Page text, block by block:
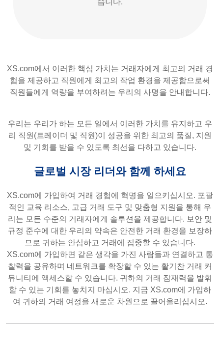
XS.com에서 이러한 핵심 가치는 거래자에게 최고의 거래 경
험을 제공하고 직원에게 최고의 작업 환경을 제공함으로써
직원들에게 역량을 부여하려는 우리의 사명을 안내합니다.
우리는 우리가 하는 모든 일에서 이러한 가치를 유지하고 우
리 직원(트레이더 및 직원)이 성공을 위한 최고의 품질, 지원
및 기회를 받을 수 있도록 최선을 다하고 있습니다.
글로벌 시장 리더와 함께 하세요
XS.com에 가입하여 거래 경험에 혁명을 일으키십시오. 포괄
적인 교육 리소스, 고급 거래 도구 및 맞춤형 지원을 통해 우
리는 모든 수준의 거래자에게 솔루션을 제공합니다. 보안 및
규정 준수에 대한 우리의 약속은 안전한 거래 환경을 보장하
므로 귀하는 안심하고 거래에 집중할 수 있습니다.
XS.com에 가입하면 같은 생각을 가진 사람들과 연결하고 통
찰력을 공유하며 네트워크를 확장할 수 있는 활기찬 거래 커
뮤니티에 액세스할 수 있습니다. 귀하의 거래 잠재력을 발휘
할 수 있는 기회를 놓치지 마십시오. 지금 XS.com에 가입하
여 귀하의 거래 여정을 새로운 차원으로 끌어올리십시오.